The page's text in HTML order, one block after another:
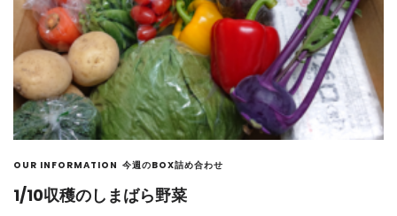
OUR INFORMATION 今週のBOX詰め合わせ
1/10収穫のしまばら野菜